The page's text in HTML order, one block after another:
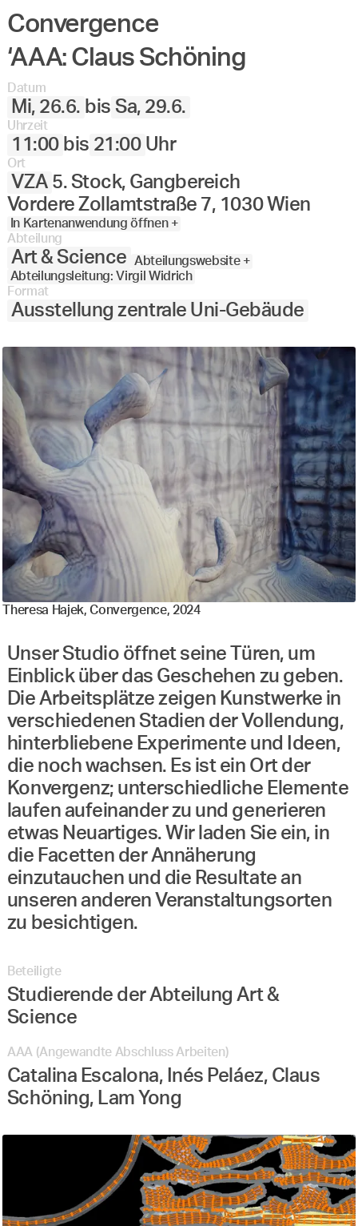
Convergence
‘AAA: Claus Schöning
Datum
Mi, 26.6. bis Sa, 29.6.
Uhrzeit
11:00 bis 21:00 Uhr
Ort
VZA 5. Stock, Gangbereich
Vordere Zollamtstraße 7, 1030 Wien
In Kartenanwendung öffnen +
Abteilung
Art & Science
Abteilungswebsite +
Abteilungsleitung: Virgil Widrich
Format
Ausstellung zentrale Uni-Gebäude
Theresa Hajek, Convergence, 2024
Unser Studio öffnet seine Türen, um
Einblick über das Geschehen zu geben.
Die Arbeitsplätze zeigen Kunstwerke in
verschiedenen Stadien der Vollendung,
hinterbliebene Experimente und Ideen,
die noch wachsen. Es ist ein Ort der
Konvergenz; unterschiedliche Elemente
laufen aufeinander zu und generieren
etwas Neuartiges. Wir laden Sie ein, in
die Facetten der Annäherung
einzutauchen und die Resultate an
unseren anderen Veranstaltungsorten
zu besichtigen.
Beteiligte
Studierende der Abteilung Art &
Science
AAA (Angewandte Abschluss Arbeiten)
Catalina Escalona, Inés Peláez, Claus
Schöning, Lam Yong